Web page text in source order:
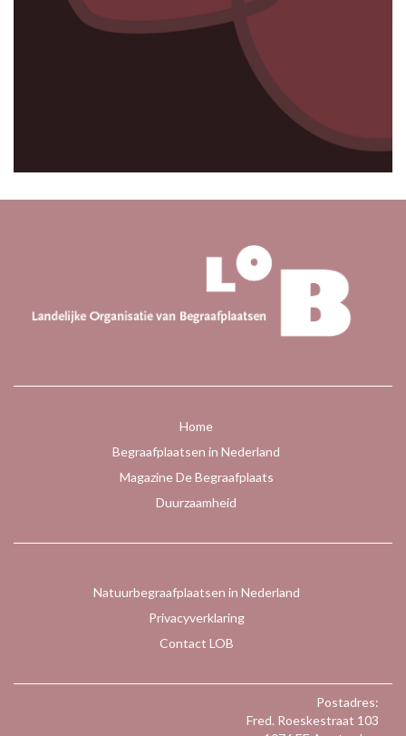
Home
Begraafplaatsen in Nederland
Magazine De Begraafplaats
Duurzaamheid
Natuurbegraafplaatsen in Nederland
Privacyverklaring
Contact LOB
Postadres:
Fred. Roeskestraat 103